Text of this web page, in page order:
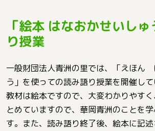
「絵本 はなおかせいし
り授業
一般財団法人青洲の里では、「えほん
う」を使っての読み語り授業を開催して
教材は絵本ですので、大変わかりやす
とめていますので、華岡青洲のことを
す。また、読み語り終了後、絵本に記